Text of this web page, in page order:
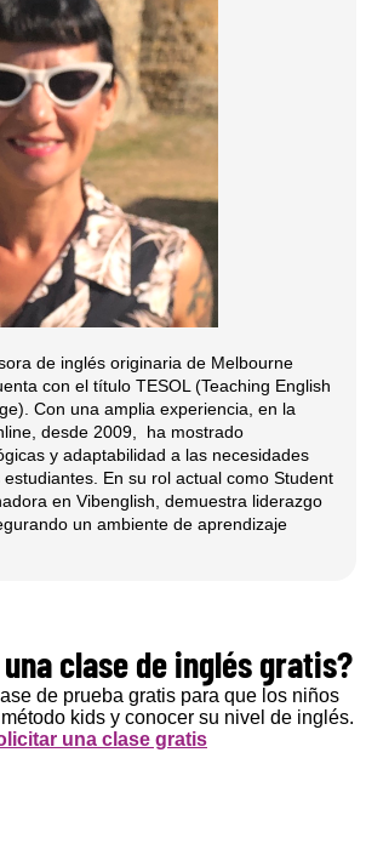
de inglés originaria de Melbourne
con el título TESOL (Teaching English
Con una amplia experiencia, en la
desde 2009, ha mostrado
y adaptabilidad a las necesidades
En su rol actual como Student
en Vibenglish, demuestra liderazgo
un ambiente de aprendizaje
clase de inglés gratis?
de prueba gratis para que los niños
kids y conocer su nivel de inglés.
una clase gratis